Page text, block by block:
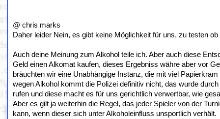
@ chris marks
Daher leider Nein, es gibt keine Möglichkeit für uns, zu testen
Auch deine Meinung zum Alkohol teile ich. Aber auch diese
Geld einen Alkomat kaufen, dieses Ergebniss währe aber vor
bräuchten wir eine Unabhängige Instanz, die mit viel
wegen Alkohol kommt die Polizei definitiv nicht, das wurde
rufen und diese macht es für uns gerichtlich verwertbar, wie
Aber es gilt ja weiterhin die Regel, das jeder Spieler von der
kann, wenn dieser sich unter Alkoholeinfluss unsportlich verhält.